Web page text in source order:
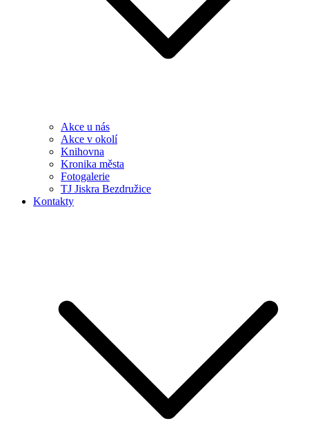
Akce u nás
Akce v okolí
Knihovna
Kronika města
Fotogalerie
TJ Jiskra Bezdružice
Kontakty